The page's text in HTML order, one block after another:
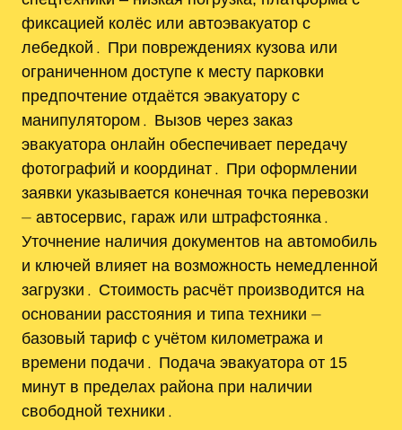
фиксацией колёс или автоэвакуатор с
лебедкой․ При повреждениях кузова или
ограниченном доступе к месту парковки
предпочтение отдаётся эвакуатору с
манипулятором․ Вызов через заказ
эвакуатора онлайн обеспечивает передачу
фотографий и координат․ При оформлении
заявки указывается конечная точка перевозки
⏤ автосервис, гараж или штрафстоянка․
Уточнение наличия документов на автомобиль
и ключей влияет на возможность немедленной
загрузки․ Стоимость расчёт производится на
основании расстояния и типа техники ⏤
базовый тариф с учётом километража и
времени подачи․ Подача эвакуатора от 15
минут в пределах района при наличии
свободной техники․